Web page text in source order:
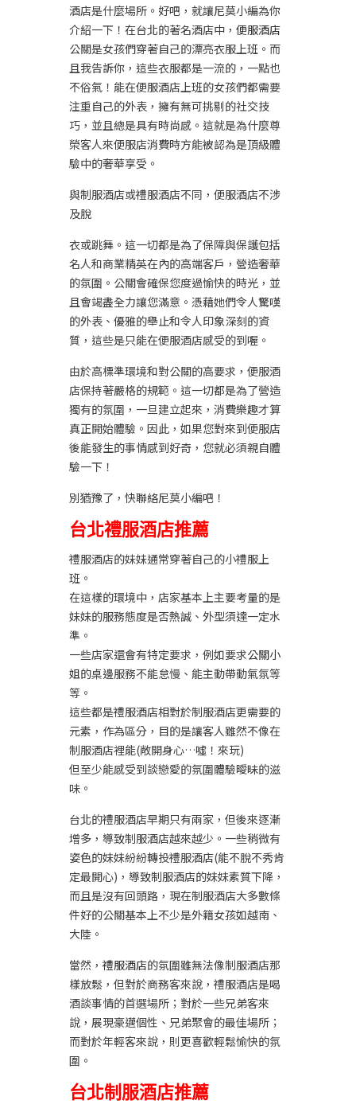
酒店是什麼場所。好吧，就讓尼莫小編為你
介紹一下！在台北的著名酒店中， 便服酒店
公關是女孩們穿著自己的漂亮衣服上班。而
且我告訴你，這些衣服都是一流的，一點也
不俗氣！能在便服酒店上班的女孩們都需要
注重自己的外表，擁有無可挑剔的社交技
巧，並且總是具有時尚感。這就是為什麼尊
榮客人來便服店消費時方能被認為是頂級體
驗中的奢華享受。
與制服酒店或禮服酒店不同，便服酒店不涉
及脫
衣或跳舞。這一切都是為了保障與保護包括
名人和商業精英在內的高端客戶，營造奢華
的氛圍。公關會確保您度過愉快的時光，並
且會竭盡全力讓您滿意。憑藉她們令人驚嘆
的外表、優雅的舉止和令人印象深刻的資
質，這些是只能在便服酒店感受的到喔。
由於高標準環境和對公關的高要求，便服酒
店保持著嚴格的規範。這一切都是為了營造
獨有的氛圍，一旦建立起來，消費樂趣才算
真正開始體驗。因此，如果您對來到便服店
後能發生的事情感到好奇，您就必須親自體
驗一下！
別猶豫了，快聯絡尼莫小編吧！
台北禮服酒店推薦
禮服酒店的妹妹通常穿著自己的小禮服上
班。
在這樣的環境中，店家基本上主要考量的是
妹妹的服務態度是否熱誠、外型須達一定水
準。
一些店家還會有特定要求，例如要求公關小
姐的桌邊服務不能怠慢、能主動帶動氣氛等
等。
這些都是禮服酒店相對於制服酒店更需要的
元素，作為區分，目的是讓客人雖然不像在
制服酒店裡能(敞開身心…噓！來玩)
但至少能感受到談戀愛的氛圍體驗曖昧的滋
味。
台北的禮服酒店早期只有兩家，但後來逐漸
增多，導致制服酒店越來越少。一些稍微有
姿色的妹妹紛紛轉投禮服酒店(能不脫不秀肯
定最開心)，導致制服酒店的妹妹素質下降，
而且是沒有回頭路，現在制服酒店大多數條
件好的公關基本上不少是外籍女孩如越南、
大陸。
當然， 禮服酒店的氛圍雖無法像制服酒店那
樣放鬆，但對於商務客來說，禮服酒店是喝
酒談事情的首選場所；對於一些兄弟客來
說，展現豪邁個性、兄弟聚會的最佳場所；
而對於年輕客來說，則更喜歡輕鬆愉快的氛
圍。
台北制服酒店推薦